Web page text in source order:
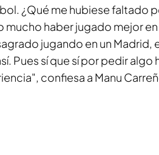
¿Qué me hubiese faltado
haber jugado mejor
jugando en un Madrid,
Pues sí que sí por pedir
confiesa a Manu